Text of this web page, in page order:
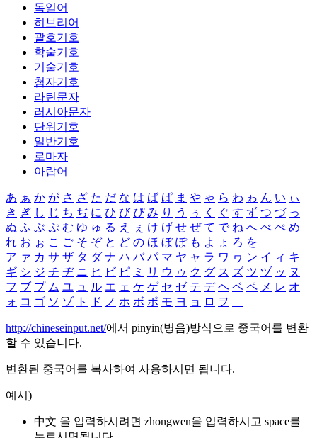
독일어
히브리어
괄호기호
학술기호
기술기호
첨자기호
라틴문자
러시아문자
단위기호
일반기호
로마자
아랍어
あ ぁ か が さ ざ た だ な は ば ぱ ま や ゃ ら わ ゎ ん い ぃ
き ぎ し じ ち ぢ に ひ び ぴ み り う ぅ く ぐ す ず つ づ っ
ぬ ふ ぶ ぷ む ゆ ゅ る え ぇ け げ せ ぜ て で ね へ べ ぺ め
れ お ぉ こ ご そ ぞ と ど の ほ ぼ ぽ も よ ょ ろ を
ア ァ カ サ ザ タ ダ ナ ハ バ パ マ ヤ ャ ラ ワ ヮ ン イ ィ キ
ギ シ ジ チ ヂ ニ ヒ ビ ピ ミ リ ウ ゥ ク グ ス ズ ツ ヅ ッ ヌ
フ ブ プ ム ユ ュ ル エ ェ ケ ゲ セ ゼ テ デ ヘ ベ ペ メ レ オ
ォ コ ゴ ソ ゾ ト ド ノ ホ ボ ポ モ ヨ ョ ロ ヲ ―
http://chineseinput.net/에서 pinyin(병음)방식으로 중국어를 변환
할 수 있습니다.
변환된 중국어를 복사하여 사용하시면 됩니다.
예시)
中文 을 입력하시려면 zhongwen을 입력하시고 space를